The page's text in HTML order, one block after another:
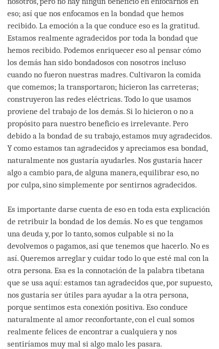
eso; así que nos enfocamos en la bondad que hemos
recibido. La emoción a la que conduce eso es la gratitud.
Estamos realmente agradecidos por toda la bondad que
hemos recibido. Podemos enriquecer eso al pensar cómo
los demás han sido bondadosos con nosotros incluso
cuando no fueron nuestras madres. Cultivaron la comida
que comemos; la transportaron; hicieron las carreteras;
construyeron las redes eléctricas. Todo lo que usamos
proviene del trabajo de los demás. Si lo hicieron o no a
propósito para nuestro beneficio es irrelevante. Pero
debido a la bondad de su trabajo, estamos muy agradecidos.
Y como estamos tan agradecidos y apreciamos esa bondad,
naturalmente nos gustaría ayudarles. Nos gustaría hacer
algo a cambio para, de alguna manera, equilibrar eso, no
por culpa, sino simplemente por sentirnos agradecidos.
Es importante darse cuenta de eso en toda esta explicación
de retribuir la bondad de los demás. No es que tengamos
una deuda y, por lo tanto, somos culpable si no la
devolvemos o pagamos, así que tenemos que hacerlo. No es
así. Queremos arreglar y cuidar todo lo que esté mal con la
otra persona. Esa es la connotación de la palabra tibetana
que se usa aquí: estamos tan agradecidos que, por supuesto,
nos gustaría ser útiles para ayudar a la otra persona,
porque sentimos esta conexión positiva. Eso conduce
naturalmente al amor reconfortante, con el cual somos
realmente felices de encontrar a cualquiera y nos
sentiríamos muy mal si algo malo les pasara.